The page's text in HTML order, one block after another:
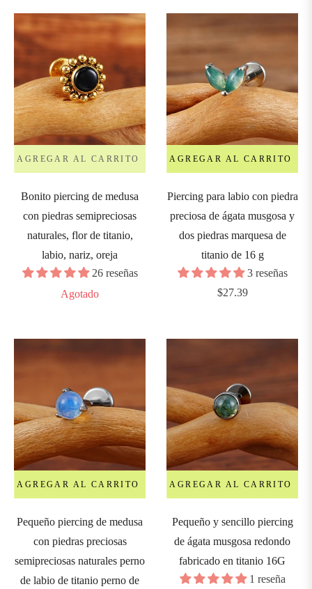
AGREGAR AL CARRITO
Bonito piercing de medusa
con piedras semipreciosas
naturales, flor de titanio,
labio, nariz, oreja
26 reseñas
Agotado
AGREGAR AL CARRITO
Piercing para labio con piedra
preciosa de ágata musgosa y
dos piedras marquesa de
titanio de 16 g
3 reseñas
Precio
$27.39
AGREGAR AL CARRITO
Pequeño piercing de medusa
con piedras preciosas
semipreciosas naturales perno
de labio de titanio perno de
AGREGAR AL CARRITO
Pequeño y sencillo piercing
de ágata musgosa redondo
fabricado en titanio 16G
1 reseña